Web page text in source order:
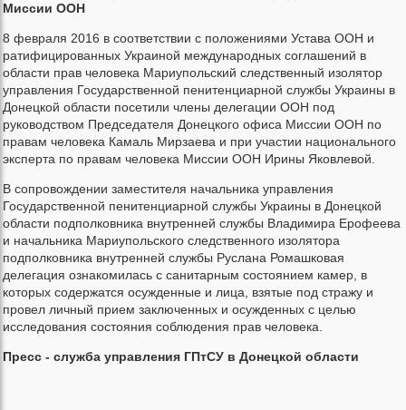
Миссии ООН
8 февраля 2016 в соответствии с положениями Устава ООН и
ратифицированных Украиной международных соглашений в
области прав человека Мариупольский следственный изолятор
управления Государственной пенитенциарной службы Украины в
Донецкой области посетили члены делегации ООН под
руководством Председателя Донецкого офиса Миссии ООН по
правам человека Камаль Мирзаева и при участии национального
эксперта по правам человека Миссии ООН Ирины Яковлевой.
В сопровождении заместителя начальника управления
Государственной пенитенциарной службы Украины в Донецкой
области подполковника внутренней службы Владимира Ерофеева
и начальника Мариупольского следственного изолятора
подполковника внутренней службы Руслана Ромашковая
делегация ознакомилась с санитарным состоянием камер, в
которых содержатся осужденные и лица, взятые под стражу и
провел личный прием заключенных и осужденных с целью
исследования состояния соблюдения прав человека.
Пресс - служба управления ГПтСУ в Донецкой области